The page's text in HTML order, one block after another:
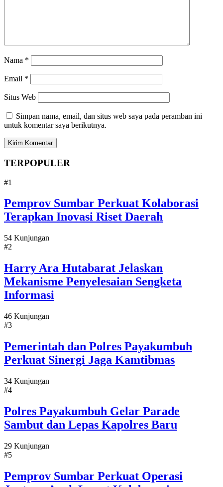
Nama *
Email *
Situs Web
Simpan nama, email, dan situs web saya pada peramban ini
untuk komentar saya berikutnya.
TERPOPULER
#1
Pemprov Sumbar Perkuat Kolaborasi
Terapkan Inovasi Riset Daerah
54 Kunjungan
#2
Harry Ara Hutabarat Jelaskan
Mekanisme Penyelesaian Sengketa
Informasi
46 Kunjungan
#3
Pemerintah dan Polres Payakumbuh
Perkuat Sinergi Jaga Kamtibmas
34 Kunjungan
#4
Polres Payakumbuh Gelar Parade
Sambut dan Lepas Kapolres Baru
29 Kunjungan
#5
Pemprov Sumbar Perkuat Operasi